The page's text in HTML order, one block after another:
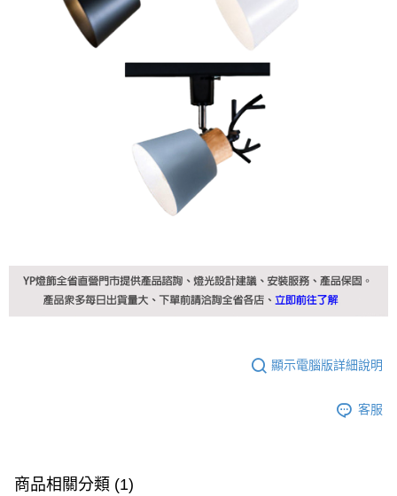
顯示電腦版詳細說明
客服
商品相關分類 (1)